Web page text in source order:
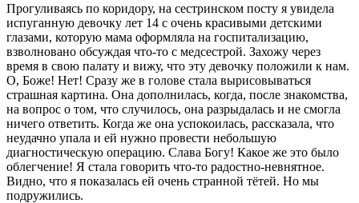
Прогуливаясь по коридору, на сестринском посту я увидела
испуганную девочку лет 14 с очень красивыми детскими
глазами, которую мама оформляла на госпитализацию,
взволновано обсуждая что-то с медсестрой. Захожу через
время в свою палату и вижу, что эту девочку положили к нам.
О, Боже! Нет! Сразу же в голове стала вырисовываться
страшная картина. Она дополнилась, когда, после знакомства,
на вопрос о том, что случилось, она разрыдалась и не смогла
ничего ответить. Когда же она успокоилась, рассказала, что
неудачно упала и ей нужно провести небольшую
диагностическую операцию. Слава Богу! Какое же это было
облегчение! Я стала говорить что-то радостно-невнятное.
Видно, что я показалась ей очень странной тётей. Но мы
подружились.